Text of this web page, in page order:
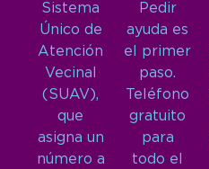
Sistema
Único de
Atención
Vecinal
(SUAV),
que
asigna un
número a
Pedir
ayuda es
el primer
paso.
Teléfono
gratuito
para
todo el